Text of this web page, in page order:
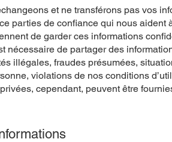
et ne transférons pas vos
parties de confiance qui nous aident
de garder ces informations
nécessaire de partager des
illégales, fraudes présumées,
violations de nos conditions
cependant, peuvent être